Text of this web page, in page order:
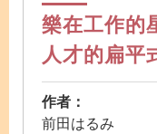
樂在工作的
人才的扁平
作者：
前田はるみ